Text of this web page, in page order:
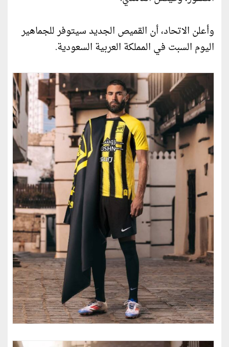
وأعلن الاتحاد، أن القميص الجديد سيتوفر للجماهير
اليوم السبت في المملكة العربية السعودية.